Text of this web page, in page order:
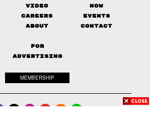
Video
Now
Careers
Events
About Contact
FOR
ADVERTISING
MEMBERSHIP